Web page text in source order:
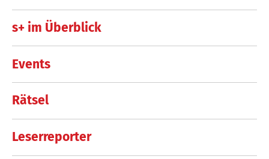
s+ im Überblick
Events
Rätsel
Leserreporter